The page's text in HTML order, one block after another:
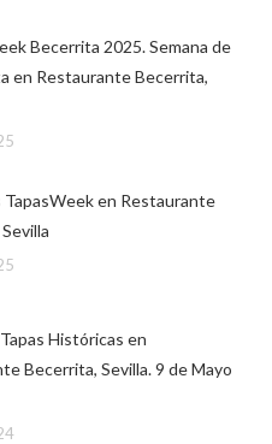
Becerrita 2025. Semana de
en Restaurante Becerrita,
en Restaurante
Históricas en
Becerrita, Sevilla. 9 de Mayo